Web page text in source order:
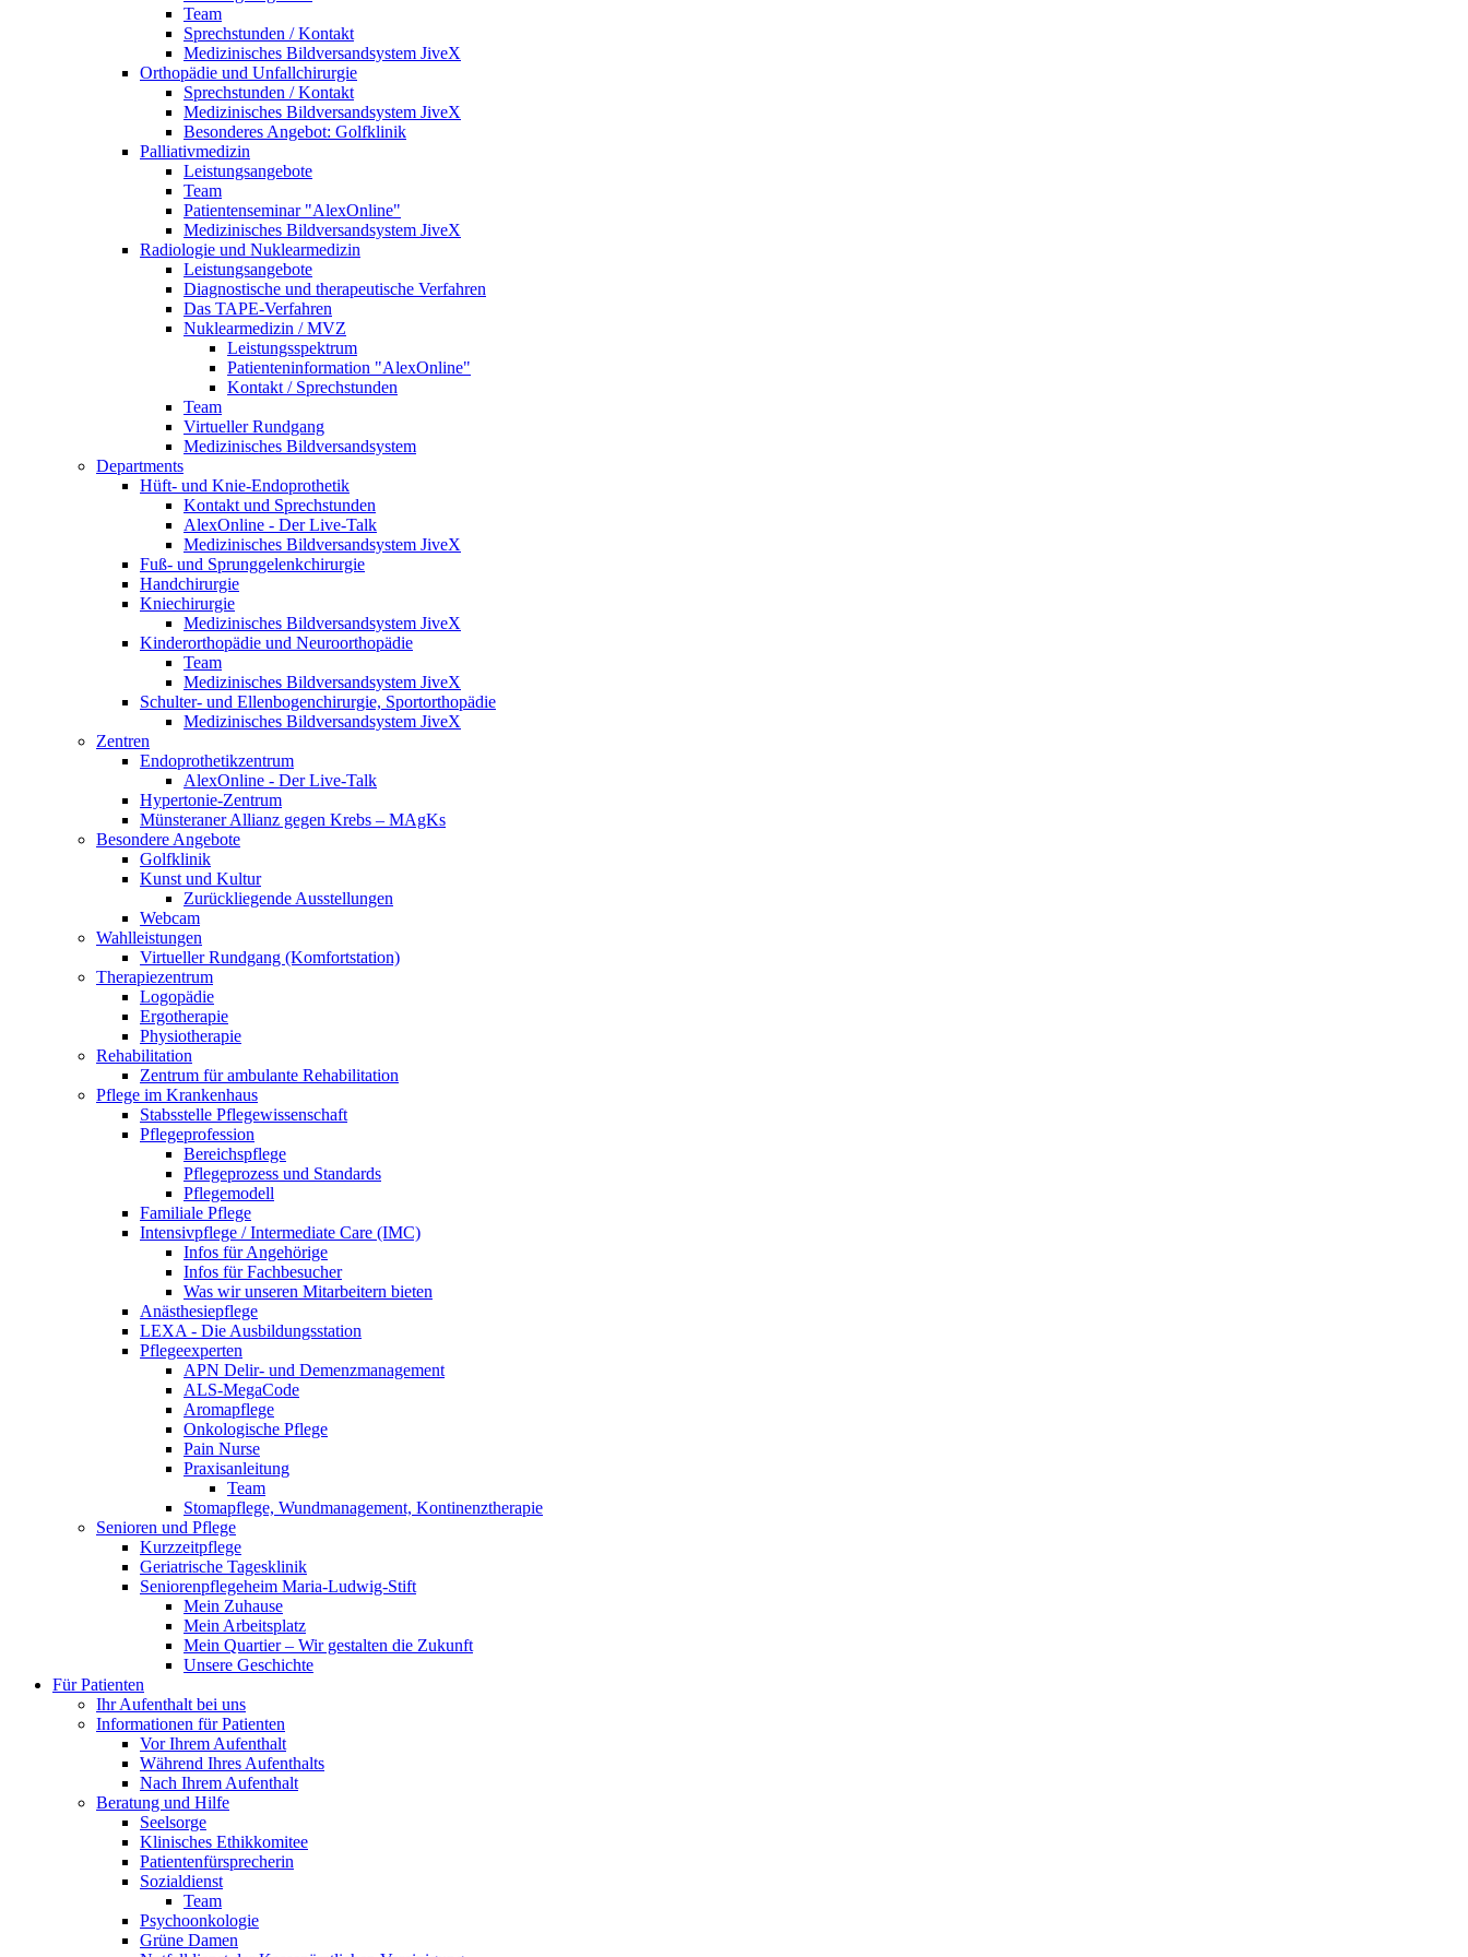
Team
Sprechstunden / Kontakt
Medizinisches Bildversandsystem JiveX
Orthopädie und Unfallchirurgie
Sprechstunden / Kontakt
Medizinisches Bildversandsystem JiveX
Besonderes Angebot: Golfklinik
Palliativmedizin
Leistungsangebote
Team
Patientenseminar "AlexOnline"
Medizinisches Bildversandsystem JiveX
Radiologie und Nuklearmedizin
Leistungsangebote
Diagnostische und therapeutische Verfahren
Das TAPE-Verfahren
Nuklearmedizin / MVZ
Leistungsspektrum
Patienteninformation "AlexOnline"
Kontakt / Sprechstunden
Team
Virtueller Rundgang
Medizinisches Bildversandsystem
Departments
Hüft- und Knie-Endoprothetik
Kontakt und Sprechstunden
AlexOnline - Der Live-Talk
Medizinisches Bildversandsystem JiveX
Fuß- und Sprunggelenkchirurgie
Handchirurgie
Kniechirurgie
Medizinisches Bildversandsystem JiveX
Kinderorthopädie und Neuroorthopädie
Team
Medizinisches Bildversandsystem JiveX
Schulter- und Ellenbogenchirurgie, Sportorthopädie
Medizinisches Bildversandsystem JiveX
Zentren
Endoprothetikzentrum
AlexOnline - Der Live-Talk
Hypertonie-Zentrum
Münsteraner Allianz gegen Krebs – MAgKs
Besondere Angebote
Golfklinik
Kunst und Kultur
Zurückliegende Ausstellungen
Webcam
Wahlleistungen
Virtueller Rundgang (Komfortstation)
Therapiezentrum
Logopädie
Ergotherapie
Physiotherapie
Rehabilitation
Zentrum für ambulante Rehabilitation
Pflege im Krankenhaus
Stabsstelle Pflegewissenschaft
Pflegeprofession
Bereichspflege
Pflegeprozess und Standards
Pflegemodell
Familiale Pflege
Intensivpflege / Intermediate Care (IMC)
Infos für Angehörige
Infos für Fachbesucher
Was wir unseren Mitarbeitern bieten
Anästhesiepflege
LEXA - Die Ausbildungsstation
Pflegeexperten
APN Delir- und Demenzmanagement
ALS-MegaCode
Aromapflege
Onkologische Pflege
Pain Nurse
Praxisanleitung
Team
Stomapflege, Wundmanagement, Kontinenztherapie
Senioren und Pflege
Kurzzeitpflege
Geriatrische Tagesklinik
Seniorenpflegeheim Maria-Ludwig-Stift
Mein Zuhause
Mein Arbeitsplatz
Mein Quartier – Wir gestalten die Zukunft
Unsere Geschichte
Für Patienten
Ihr Aufenthalt bei uns
Informationen für Patienten
Vor Ihrem Aufenthalt
Während Ihres Aufenthalts
Nach Ihrem Aufenthalt
Beratung und Hilfe
Seelsorge
Klinisches Ethikkomitee
Patientenfürsprecherin
Sozialdienst
Team
Psychoonkologie
Grüne Damen